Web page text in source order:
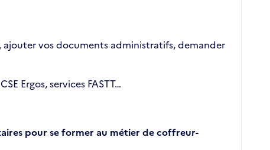
vos documents administratifs, demander
Ergos, services FASTT…
pour se former au métier de coffreur-